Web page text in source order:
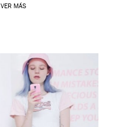
VER MÁS